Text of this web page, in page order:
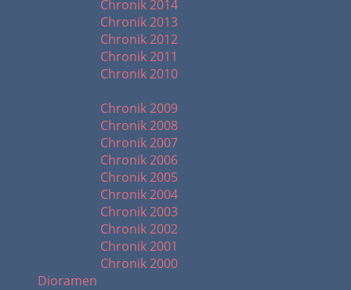
Chronik 2014
Chronik 2013
Chronik 2012
Chronik 2011
Chronik 2010
Chronik 2009
Chronik 2008
Chronik 2007
Chronik 2006
Chronik 2005
Chronik 2004
Chronik 2003
Chronik 2002
Chronik 2001
Chronik 2000
Dioramen